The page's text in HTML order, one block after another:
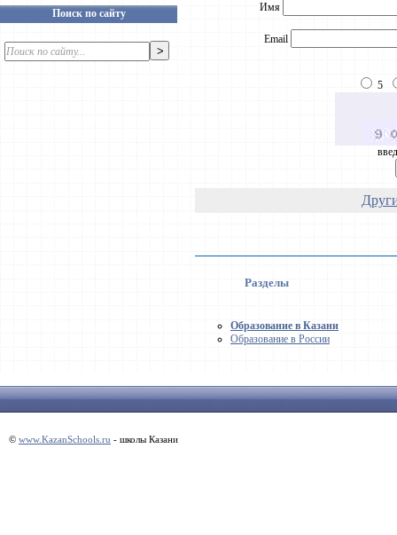
Поиск по сайту Имя
Email
5
Разделы
Образование в Казани
Образование в России
© www.KazanSchools.ru - школы Казани